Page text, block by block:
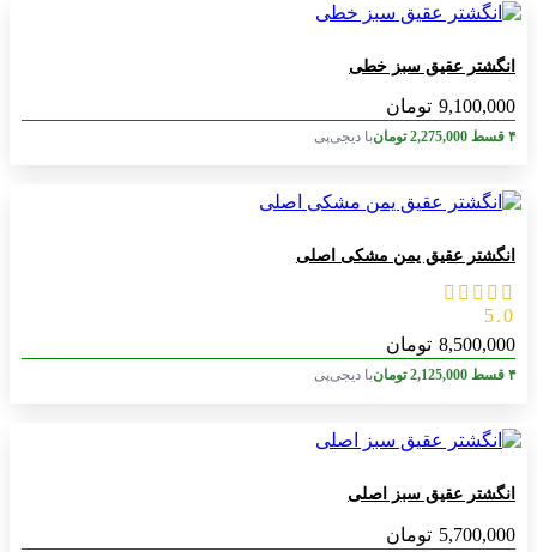
انگشتر عقیق سبز خطی
9,100,000 تومان
۴ قسط 2,275,000 تومانبا دیجی‌پی
انگشتر عقیق یمن مشکی اصلی
5.0
8,500,000 تومان
۴ قسط 2,125,000 تومانبا دیجی‌پی
انگشتر عقیق سبز اصلی
5,700,000 تومان